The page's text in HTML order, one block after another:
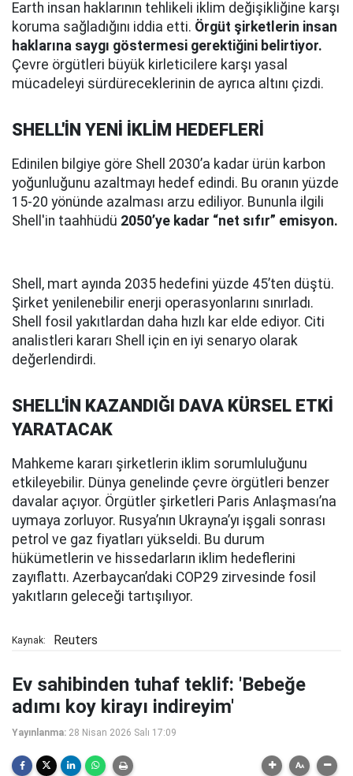
Earth insan haklarının tehlikeli iklim değişikliğine karşı
koruma sağladığını iddia etti. Örgüt şirketlerin insan
haklarına saygı göstermesi gerektiğini belirtiyor.
Çevre örgütleri büyük kirleticilere karşı yasal
mücadeleyi sürdüreceklerinin de ayrıca altını çizdi.
SHELL'İN YENİ İKLİM HEDEFLERİ
Edinilen bilgiye göre Shell 2030’a kadar ürün karbon
yoğunluğunu azaltmayı hedef edindi. Bu oranın yüzde
15-20 yönünde azalması arzu ediliyor. Bununla ilgili
Shell'in taahhüdü 2050’ye kadar “net sıfır” emisyon.
Shell, mart ayında 2035 hedefini yüzde 45’ten düştü.
Şirket yenilenebilir enerji operasyonlarını sınırladı.
Shell fosil yakıtlardan daha hızlı kar elde ediyor. Citi
analistleri kararı Shell için en iyi senaryo olarak
değerlendirdi.
SHELL'İN KAZANDIĞI DAVA KÜRSEL ETKİ
YARATACAK
Mahkeme kararı şirketlerin iklim sorumluluğunu
etkileyebilir. Dünya genelinde çevre örgütleri benzer
davalar açıyor. Örgütler şirketleri Paris Anlaşması’na
uymaya zorluyor. Rusya’nın Ukrayna’yı işgali sonrası
petrol ve gaz fiyatları yükseldi. Bu durum
hükümetlerin ve hissedarların iklim hedeflerini
zayıflattı. Azerbaycan’daki COP29 zirvesinde fosil
yakıtların geleceği tartışılıyor.
Kaynak: Reuters
Ev sahibinden tuhaf teklif: 'Bebeğe
adımı koy kirayı indireyim'
Yayınlanma: 28 Nisan 2026 Salı 17:09